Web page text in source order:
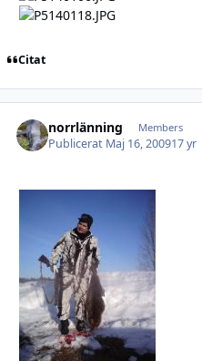
Citat
norrlänning Members
Publicerat Maj 16, 200917 yr